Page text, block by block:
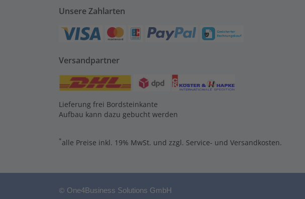
Unsere Zahlarten
Versandpartner
Lieferung frei Bordsteinkante
Aufbau kann dazu gebucht werden
*alle Preise inkl. 19% MwSt. und zzgl. Service- und Versandkosten.
© One4Business Solutions GmbH